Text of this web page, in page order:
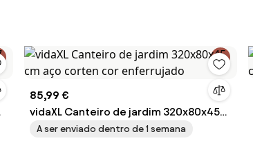
85,99 €
vidaXL Canteiro de jardim 320x80x45
cm aço corten cor enferrujado
A ser enviado dentro de 1 semana